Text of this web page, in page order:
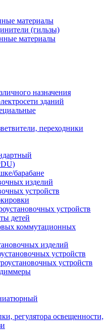
материалы
(гильзы)
материалы
назначения
зданий
переходники
барабане
изделий
устройств
устройств
детей
коммутационных
изделий
устройств
устройств
регулятора освещенности,